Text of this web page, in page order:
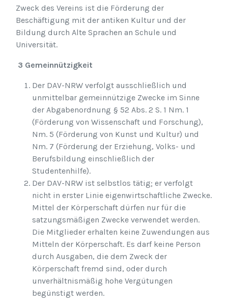
Zweck des Vereins ist die Förderung der
Beschäftigung mit der antiken Kultur und der
Bildung durch Alte Sprachen an Schule und
Universität.
3 Gemeinnützigkeit
Der DAV-NRW verfolgt ausschließlich und
unmittelbar gemeinnützige Zwecke im Sinne
der Abgabenordnung § 52 Abs. 2 S. 1 Nm. 1
(Förderung von Wissenschaft und Forschung),
Nm. 5 (Förderung von Kunst und Kultur) und
Nm. 7 (Förderung der Erziehung, Volks- und
Berufsbildung einschließlich der
Studentenhilfe).
Der DAV-NRW ist selbstlos tätig; er verfolgt
nicht in erster Linie eigenwirtschaftliche Zwecke.
Mittel der Körperschaft dürfen nur für die
satzungsmäßigen Zwecke verwendet werden.
Die Mitglieder erhalten keine Zuwendungen aus
Mitteln der Körperschaft. Es darf keine Person
durch Ausgaben, die dem Zweck der
Körperschaft fremd sind, oder durch
unverhältnismäßig hohe Vergütungen
begünstigt werden.